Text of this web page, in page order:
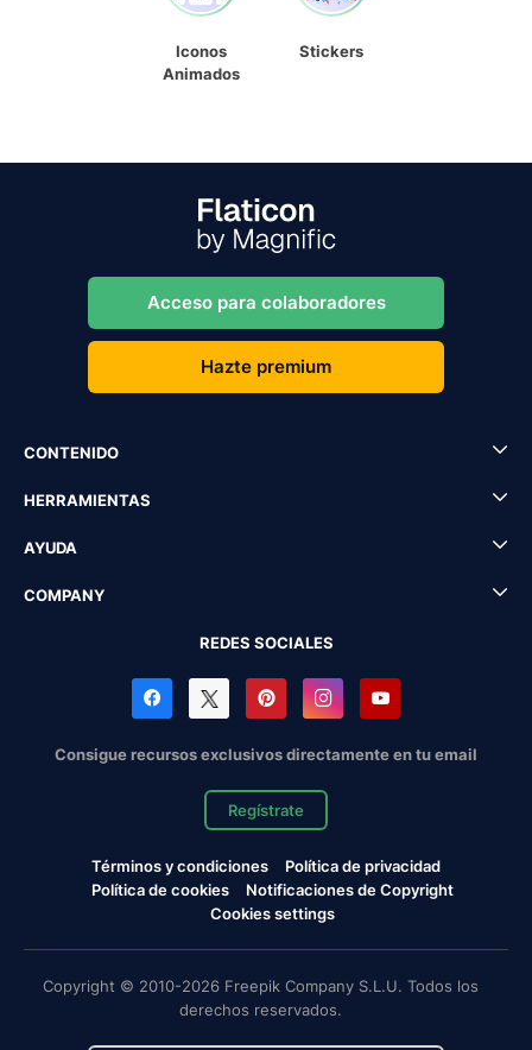
Iconos
Animados
Stickers
Acceso para colaboradores
Hazte premium
CONTENIDO
HERRAMIENTAS
AYUDA
COMPANY
REDES SOCIALES
Consigue recursos exclusivos directamente en tu email
Regístrate
Términos y condiciones
Política de privacidad
Política de cookies
Notificaciones de Copyright
Cookies settings
Copyright © 2010-2026 Freepik Company S.L.U. Todos los
derechos reservados.